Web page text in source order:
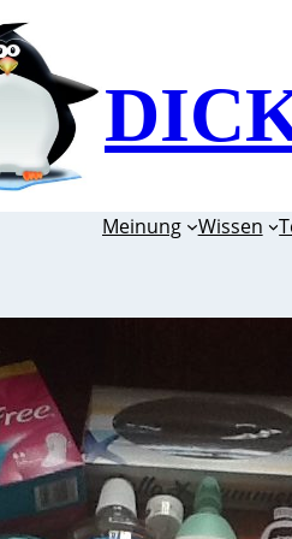
Meinung Wissen